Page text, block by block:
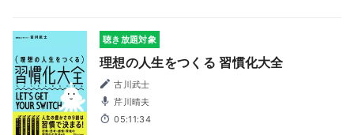
聴き放題対象
理想の人生をつくる 習慣化大全
古川武士
芹川晴夫
05:11:34